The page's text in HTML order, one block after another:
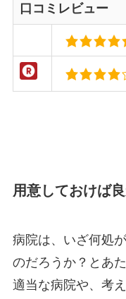
口コミレビュー
用意しておけば
病院は、いざ何処
のだろうか？とあ
適当な病院や、考